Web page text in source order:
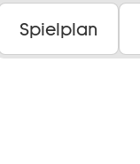
Spielplan